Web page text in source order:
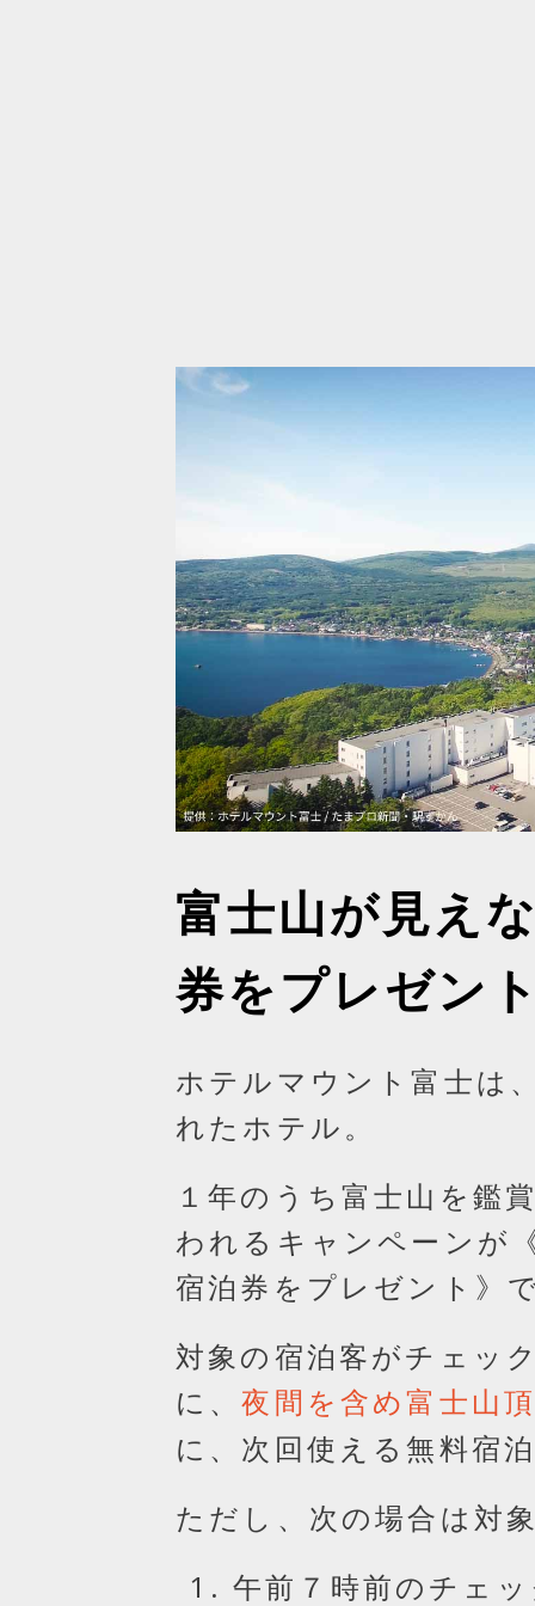
富士山が見え
券をプレゼン
ホテルマウント富士は
れたホテル。
１年のうち富士山を鑑
われるキャンペーンが
宿泊券をプレゼント》
対象の宿泊客がチェッ
に、夜間を含め富士山
に、次回使える無料宿
ただし、次の場合は対
午前７時前のチェ